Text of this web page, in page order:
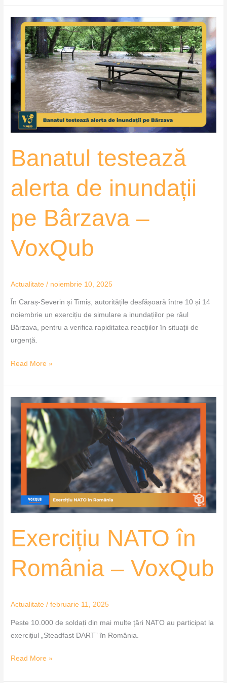
Banatul testează
alerta de inundații
pe Bârzava –
VoxQub
Actualitate / noiembrie 10, 2025
În Caraș-Severin și Timiș, autoritățile desfășoară între 10 și 14
noiembrie un exercițiu de simulare a inundațiilor pe râul
Bârzava, pentru a verifica rapiditatea reacțiilor în situații de
urgență.
Banatul
testează
alerta
de
inundații
Bârzava
–
VoxQub
Read More »
Exercițiu NATO în
România – VoxQub
Actualitate /februarie 11, 2025
Peste 10.000 de soldați din mai multe țări NATO au participat la
exercițiul „Steadfast DART” în România.
Exercițiu
NATO
România
VoxQub
Read More »